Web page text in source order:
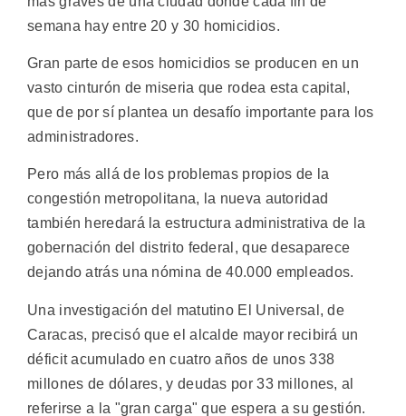
semana hay entre 20 y 30 homicidios.
Gran parte de esos homicidios se producen en un
vasto cinturón de miseria que rodea esta capital,
que de por sí plantea un desafío importante para los
administradores.
Pero más allá de los problemas propios de la
congestión metropolitana, la nueva autoridad
también heredará la estructura administrativa de la
gobernación del distrito federal, que desaparece
dejando atrás una nómina de 40.000 empleados.
Una investigación del matutino El Universal, de
Caracas, precisó que el alcalde mayor recibirá un
déficit acumulado en cuatro años de unos 338
millones de dólares, y deudas por 33 millones, al
referirse a la "gran carga" que espera a su gestión.